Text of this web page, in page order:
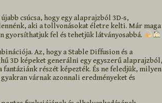
csúcsa, hogy egy alaprajzból 3D-s,
aki a tollvonásokat életre kelti. Már maga
gyorsíthatjuk fel és tehetjük látványosabbá.
Az, hogy a Stable Diffusion és a
3D képeket generálni egy egyszerű alaprajzból,
részét képezték. És ne feledjük, milyen
várnak azonnali eredményeket és